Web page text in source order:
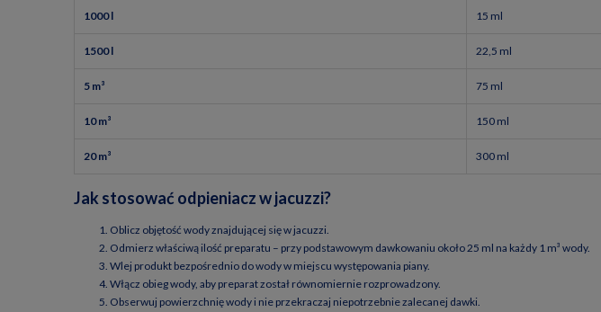
1000 l 15 ml
1500 l 22,5 ml
5 m³ 75 ml
10 m³ 150 ml
20 m³ 300 ml
Jak stosować odpieniacz w jacuzzi?
Oblicz objętość wody znajdującej się w jacuzzi.
Odmierz właściwą ilość preparatu – przy podstawowym dawkowaniu około 25 ml na każdy 1 m³ wody.
Wlej produkt bezpośrednio do wody w miejscu występowania piany.
Włącz obieg wody, aby preparat został równomiernie rozprowadzony.
Obserwuj powierzchnię wody i nie przekraczaj niepotrzebnie zalecanej dawki.